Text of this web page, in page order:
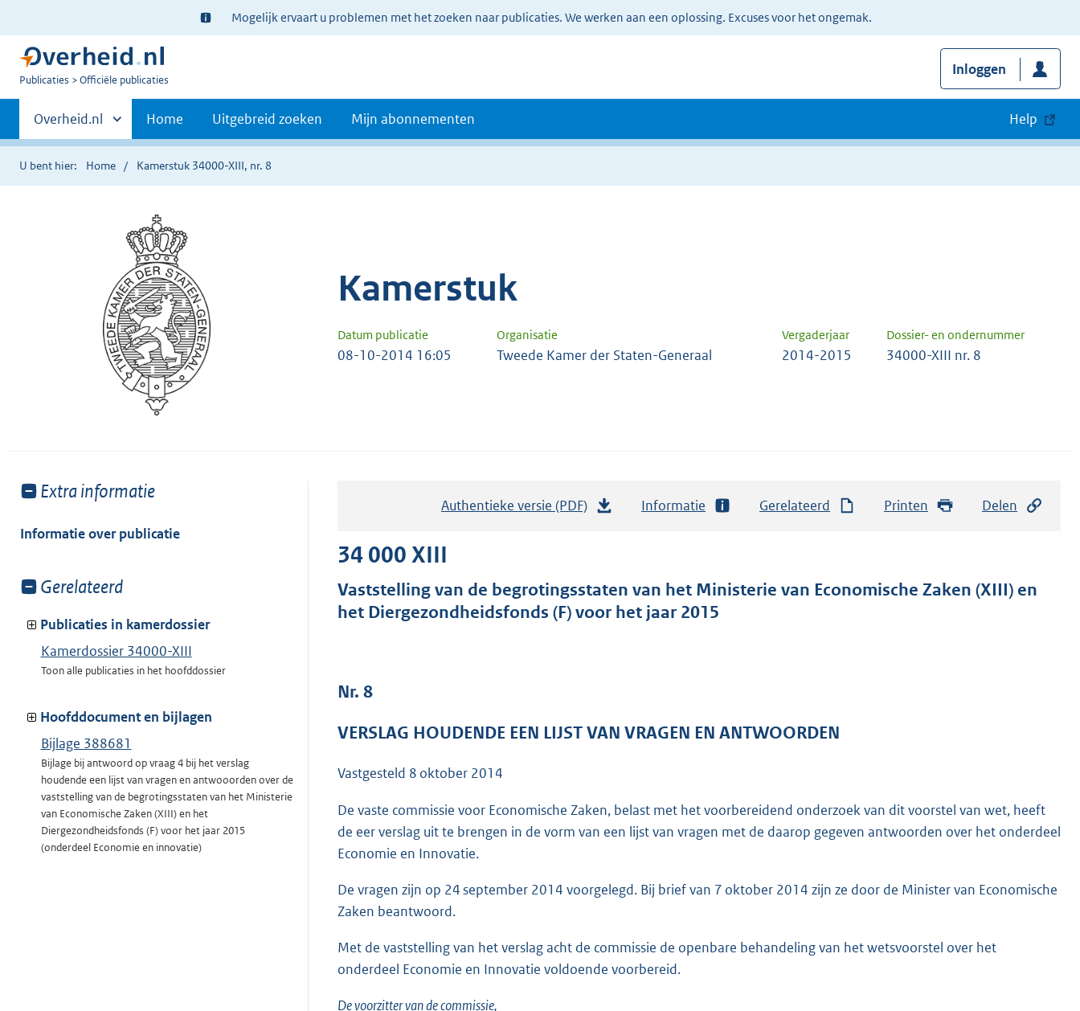
Ter
informatie:
Mogelijk ervaart u problemen met het zoeken naar publicaties. We werken aan een oplossing. Excuses voor het ongemak.
U
Publicaties Officiële publicaties
Inloggen
Primaire
navigatie
Andere
sites
binnen
Overheid.nl Home Uitgebreid zoeken Mijn abonnementen Help
U bent hier: Home Kamerstuk 34000-XIII, nr. 8
Kamerstuk
Datum publicatie Organisatie Vergaderjaar Dossier- en ondernummer
08-10-2014 16:05 Tweede Kamer der Staten-Generaal 2014-2015 34000-XIII nr. 8
Toon
van:
Extra informatie
Informatie over publicatie
Toon
van:
Gerelateerd
Publicaties in kamerdossier
Kamerdossier 34000-XIII
Toon alle publicaties in het hoofddossier
Hoofddocument en bijlagen
Bijlage 388681
Bijlage bij antwoord op vraag 4 bij het verslag
houdende een lijst van vragen en antwooorden over de
vaststelling van de begrotingsstaten van het Ministerie
van Economische Zaken (XIII) en het
Diergezondheidsfonds (F) voor het jaar 2015
(onderdeel Economie en innovatie)
Authentieke versie (PDF)
a
n
o
o
e
:
0
Informatie Gerelateerd Printen Delen
34 000 XIII
Vaststelling van de begrotingsstaten van het Ministerie van Economische Zaken (XIII) en
het Diergezondheidsfonds (F) voor het jaar 2015
Nr. 8
VERSLAG HOUDENDE EEN LIJST VAN VRAGEN EN ANTWOORDEN
Vastgesteld 8 oktober 2014
De vaste commissie voor Economische Zaken, belast met het voorbereidend onderzoek van dit voorstel van wet, heeft
de eer verslag uit te brengen in de vorm van een lijst van vragen met de daarop gegeven antwoorden over het onderdeel
Economie en Innovatie.
De vragen zijn op 24 september 2014 voorgelegd. Bij brief van 7 oktober 2014 zijn ze door de Minister van Economische
Zaken beantwoord.
Met de vaststelling van het verslag acht de commissie de openbare behandeling van het wetsvoorstel over het
onderdeel Economie en Innovatie voldoende voorbereid.
De voorzitter van de commissie,